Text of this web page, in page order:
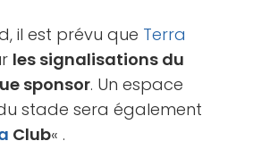
il est prévu que Terra
les signalisations du
sponsor. Un espace
stade sera également
Club« .